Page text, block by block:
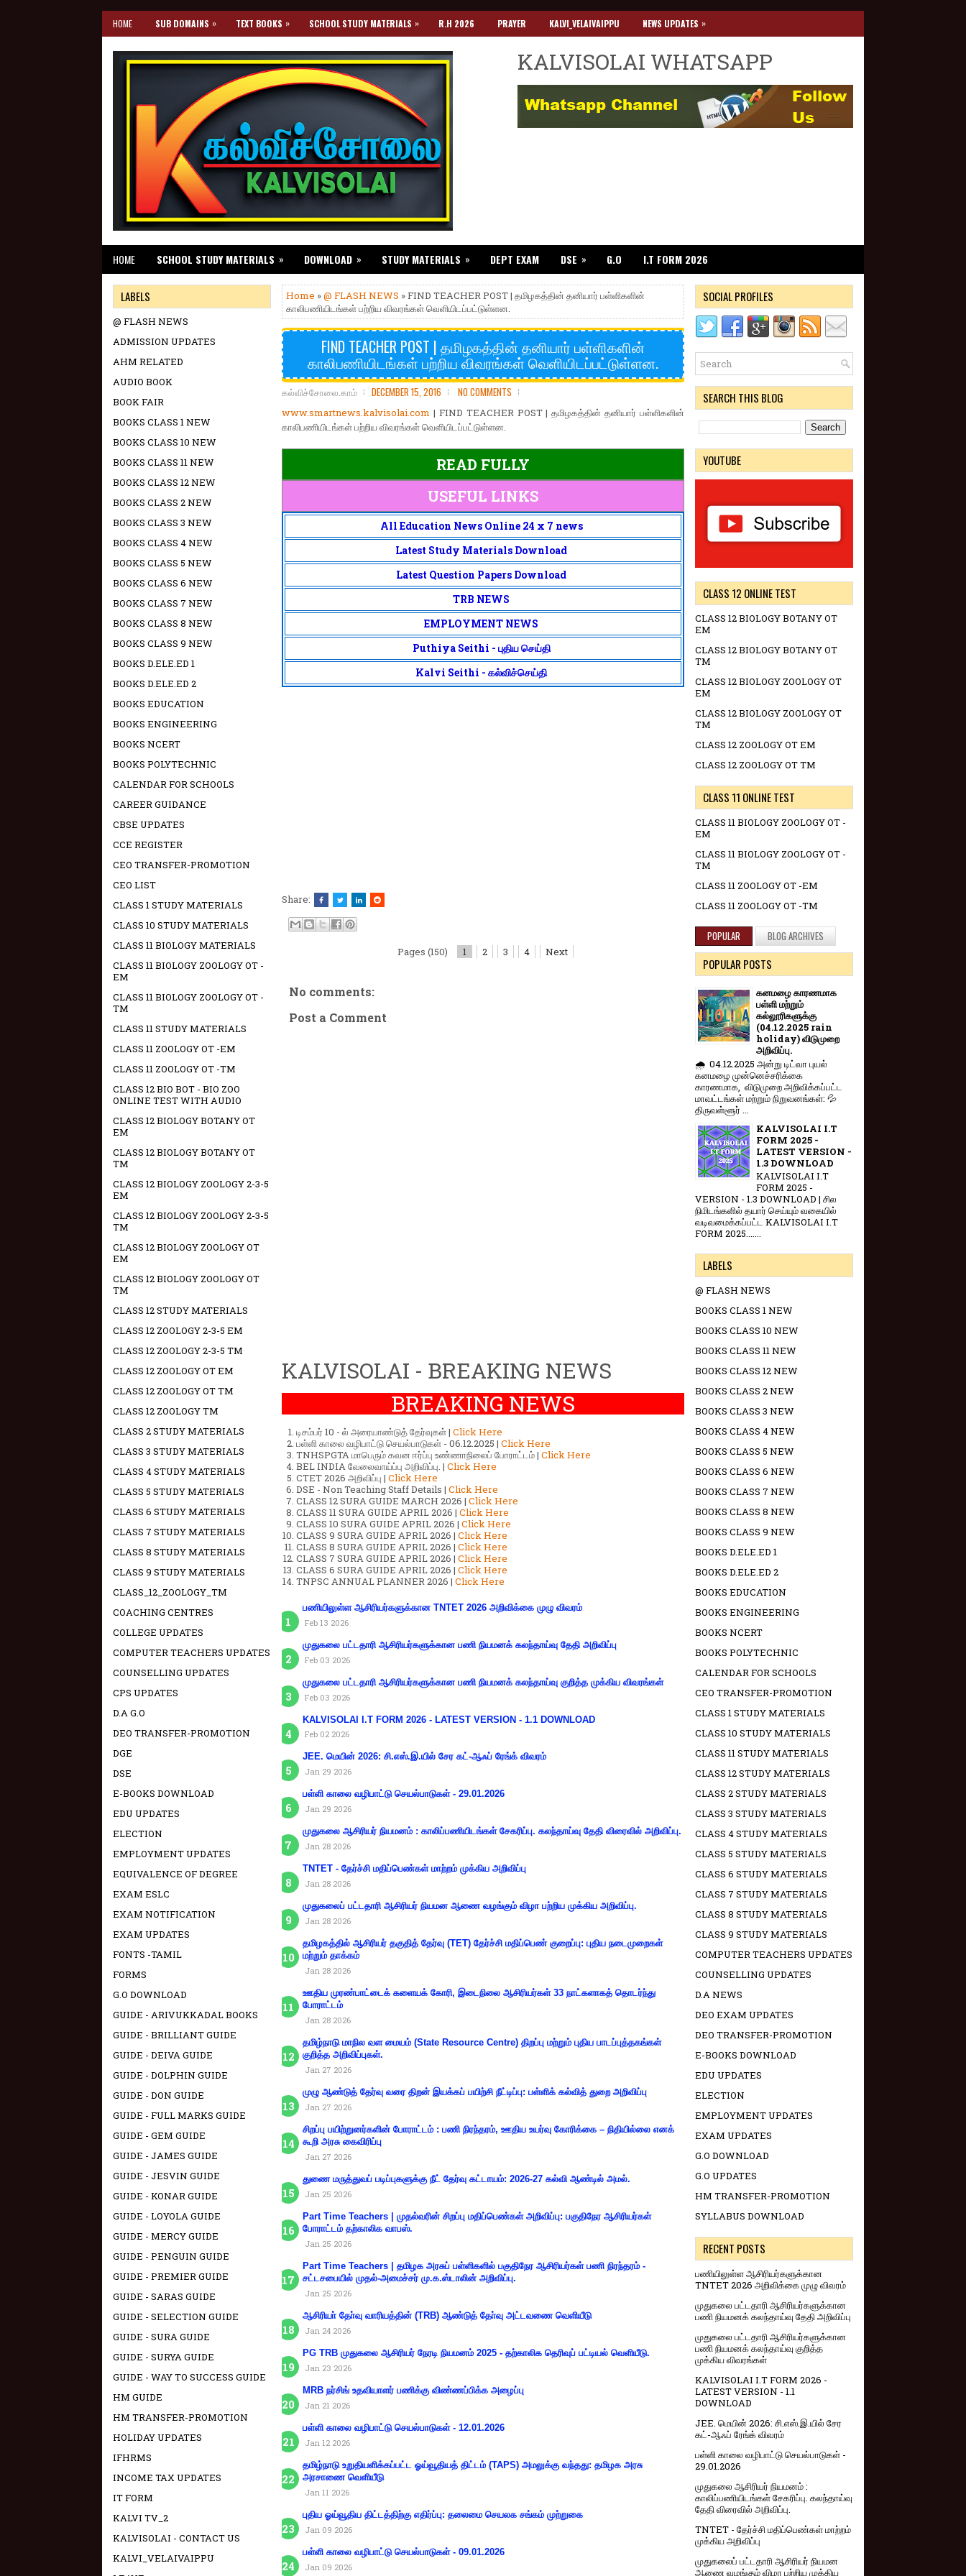
HOME SUB DOMAINS » TEXT BOOKS » SCHOOL STUDY MATERIALS » R.H 2026 PRAYER KALVI_VELAIVAIPPU NEWS UPDATES »
KALVISOLAI WHATSAPP
HOME SCHOOL STUDY MATERIALS » DOWNLOAD » STUDY MATERIALS » DEPT EXAM DSE » G.O I.T FORM 2026
Home »@ FLASH NEWS » FIND TEACHER POST | தமிழகத்தின் தனியார் பள்ளிகளின்
காலிபணியிடங்கள் பற்றிய விவரங்கள் வெளியிடப்பட்டுள்ளன.
FIND TEACHER POST | தமிழகத்தின் தனியார் பள்ளிகளின்
காலிபணியிடங்கள் பற்றிய விவரங்கள் வெளியிடப்பட்டுள்ளன.
கல்விச்சோலை.காம் DECEMBER 15, 2016 NO COMMENTS
www.smartnews.kalvisolai.com | FIND TEACHER POST | தமிழகத்தின் தனியார் பள்ளிகளின்
காலிபணியிடங்கள் பற்றிய விவரங்கள் வெளியிடப்பட்டுள்ளன.
READ FULLY
USEFUL LINKS
All Education News Online 24 x 7 news
Latest Study Materials Download
Latest Question Papers Download
TRB NEWS
EMPLOYMENT NEWS
Puthiya Seithi - புதிய செய்தி
Kalvi Seithi - கல்விச்செய்தி
Share:
Pages (150) 1 2 3 4 Next
No comments:
Post a Comment
KALVISOLAI - BREAKING NEWS
BREAKING NEWS
டிசம்பர் 10 - ல் அரையாண்டுத் தேர்வுகள் | Click Here
பள்ளி காலை வழிபாட்டு செயல்பாடுகள் - 06.12.2025 | Click Here
TNHSPGTA மாபெரும் கவன ஈர்ப்பு உண்ணாநிலைப் போராட்டம் | Click Here
BEL INDIA வேலைவாய்ப்பு அறிவிப்பு. | Click Here
CTET 2026 அறிவிப்பு | Click Here
DSE - Non Teaching Staff Details | Click Here
CLASS 12 SURA GUIDE MARCH 2026 | Click Here
CLASS 11 SURA GUIDE APRIL 2026 | Click Here
CLASS 10 SURA GUIDE APRIL 2026 | Click Here
CLASS 9 SURA GUIDE APRIL 2026 | Click Here
CLASS 8 SURA GUIDE APRIL 2026 | Click Here
CLASS 7 SURA GUIDE APRIL 2026 | Click Here
CLASS 6 SURA GUIDE APRIL 2026 | Click Here
TNPSC ANNUAL PLANNER 2026 | Click Here
பணியிலுள்ள ஆசிரியர்களுக்கான TNTET 2026 அறிவிக்கை முழு விவரம்
Feb 13 2026
முதுகலை பட்டதாரி ஆசிரியர்களுக்கான பணி நியமனக் கலந்தாய்வு தேதி அறிவிப்பு
Feb 03 2026
முதுகலை பட்டதாரி ஆசிரியர்களுக்கான பணி நியமனக் கலந்தாய்வு குறித்த முக்கிய விவரங்கள்
Feb 03 2026
KALVISOLAI I.T FORM 2026 - LATEST VERSION - 1.1 DOWNLOAD
Feb 02 2026
JEE. மெயின் 2026: சி.எஸ்.இ.யில் சேர கட்-ஆஃப் ரேங்க் விவரம்
Jan 29 2026
பள்ளி காலை வழிபாட்டு செயல்பாடுகள் - 29.01.2026
Jan 29 2026
முதுகலை ஆசிரியர் நியமனம் : காலிப்பணியிடங்கள் சேகரிப்பு. கலந்தாய்வு தேதி விரைவில் அறிவிப்பு.
Jan 28 2026
TNTET - தேர்ச்சி மதிப்பெண்கள் மாற்றம் முக்கிய அறிவிப்பு
Jan 28 2026
முதுகலைப் பட்டதாரி ஆசிரியர் நியமன ஆணை வழங்கும் விழா பற்றிய முக்கிய அறிவிப்பு.
Jan 28 2026
தமிழகத்தில் ஆசிரியர் தகுதித் தேர்வு (TET) தேர்ச்சி மதிப்பெண் குறைப்பு: புதிய நடைமுறைகள்
மற்றும் தாக்கம்
Jan 28 2026
ஊதிய முரண்பாட்டைக் களையக் கோரி, இடைநிலை ஆசிரியர்கள் 33 நாட்களாகத் தொடர்ந்து
போராட்டம்
Jan 28 2026
தமிழ்நாடு மாநில வள மையம் (State Resource Centre) திறப்பு மற்றும் புதிய பாடப்புத்தகங்கள்
குறித்த அறிவிப்புகள்.
Jan 27 2026
முழு ஆண்டுத் தேர்வு வரை திறன் இயக்கப் பயிற்சி நீட்டிப்பு: பள்ளிக் கல்வித் துறை அறிவிப்பு
Jan 27 2026
சிறப்பு பயிற்றுனர்களின் போராட்டம் : பணி நிரந்தரம், ஊதிய உயர்வு கோரிக்கை – நிதியில்லை எனக்
கூறி அரசு கைவிரிப்பு
Jan 27 2026
துணை மருத்துவப் படிப்புகளுக்கு நீட் தேர்வு கட்டாயம்: 2026-27 கல்வி ஆண்டில் அமல்.
Jan 25 2026
Part Time Teachers | முதல்வரின் சிறப்பு மதிப்பெண்கள் அறிவிப்பு: பகுதிநேர ஆசிரியர்கள்
போராட்டம் தற்காலிக வாபஸ்.
Jan 25 2026
Part Time Teachers | தமிழக அரசுப் பள்ளிகளில் பகுதிநேர ஆசிரியர்கள் பணி நிரந்தரம் -
சட்டசபையில் முதல்-அமைச்சர் மு.க.ஸ்டாலின் அறிவிப்பு.
Jan 25 2026
ஆசிரியா் தோ்வு வாரியத்தின் (TRB) ஆண்டுத் தோ்வு அட்டவணை வெளியீடு
Jan 24 2026
PG TRB முதுகலை ஆசிரியர் நேரடி நியமனம் 2025 - தற்காலிக தெரிவுப் பட்டியல் வெளியீடு.
Jan 23 2026
MRB நர்சிங் உதவியாளர் பணிக்கு விண்ணப்பிக்க அழைப்பு
Jan 21 2026
பள்ளி காலை வழிபாட்டு செயல்பாடுகள் - 12.01.2026
Jan 12 2026
தமிழ்நாடு உறுதியளிக்கப்பட்ட ஓய்வூதியத் திட்டம் (TAPS) அமலுக்கு வந்தது: தமிழக அரசு
அரசாணை வெளியீடு
Jan 11 2026
புதிய ஓய்வூதிய திட்டத்திற்கு எதிர்ப்பு: தலைமை செயலக சங்கம் முற்றுகை
Jan 09 2026
பள்ளி காலை வழிபாட்டு செயல்பாடுகள் - 09.01.2026
Jan 09 2026
LABELS
@ FLASH NEWS
ADMISSION UPDATES
AHM RELATED
AUDIO BOOK
BOOK FAIR
BOOKS CLASS 1 NEW
BOOKS CLASS 10 NEW
BOOKS CLASS 11 NEW
BOOKS CLASS 12 NEW
BOOKS CLASS 2 NEW
BOOKS CLASS 3 NEW
BOOKS CLASS 4 NEW
BOOKS CLASS 5 NEW
BOOKS CLASS 6 NEW
BOOKS CLASS 7 NEW
BOOKS CLASS 8 NEW
BOOKS CLASS 9 NEW
BOOKS D.ELE.ED 1
BOOKS D.ELE.ED 2
BOOKS EDUCATION
BOOKS ENGINEERING
BOOKS NCERT
BOOKS POLYTECHNIC
CALENDAR FOR SCHOOLS
CAREER GUIDANCE
CBSE UPDATES
CCE REGISTER
CEO TRANSFER-PROMOTION
CEO LIST
CLASS 1 STUDY MATERIALS
CLASS 10 STUDY MATERIALS
CLASS 11 BIOLOGY MATERIALS
CLASS 11 BIOLOGY ZOOLOGY OT -
EM
CLASS 11 BIOLOGY ZOOLOGY OT -
TM
CLASS 11 STUDY MATERIALS
CLASS 11 ZOOLOGY OT -EM
CLASS 11 ZOOLOGY OT -TM
CLASS 12 BIO BOT - BIO ZOO
ONLINE TEST WITH AUDIO
CLASS 12 BIOLOGY BOTANY OT
EM
CLASS 12 BIOLOGY BOTANY OT
TM
CLASS 12 BIOLOGY ZOOLOGY 2-3-5
EM
CLASS 12 BIOLOGY ZOOLOGY 2-3-5
TM
CLASS 12 BIOLOGY ZOOLOGY OT
EM
CLASS 12 BIOLOGY ZOOLOGY OT
TM
CLASS 12 STUDY MATERIALS
CLASS 12 ZOOLOGY 2-3-5 EM
CLASS 12 ZOOLOGY 2-3-5 TM
CLASS 12 ZOOLOGY OT EM
CLASS 12 ZOOLOGY OT TM
CLASS 12 ZOOLOGY TM
CLASS 2 STUDY MATERIALS
CLASS 3 STUDY MATERIALS
CLASS 4 STUDY MATERIALS
CLASS 5 STUDY MATERIALS
CLASS 6 STUDY MATERIALS
CLASS 7 STUDY MATERIALS
CLASS 8 STUDY MATERIALS
CLASS 9 STUDY MATERIALS
CLASS_12_ZOOLOGY_TM
COACHING CENTRES
COLLEGE UPDATES
COMPUTER TEACHERS UPDATES
COUNSELLING UPDATES
CPS UPDATES
D.A G.O
DEO TRANSFER-PROMOTION
DGE
DSE
E-BOOKS DOWNLOAD
EDU UPDATES
ELECTION
EMPLOYMENT UPDATES
EQUIVALENCE OF DEGREE
EXAM ESLC
EXAM NOTIFICATION
EXAM UPDATES
FONTS -TAMIL
FORMS
G.O DOWNLOAD
GUIDE - ARIVUKKADAL BOOKS
GUIDE - BRILLIANT GUIDE
GUIDE - DEIVA GUIDE
GUIDE - DOLPHIN GUIDE
GUIDE - DON GUIDE
GUIDE - FULL MARKS GUIDE
GUIDE - GEM GUIDE
GUIDE - JAMES GUIDE
GUIDE - JESVIN GUIDE
GUIDE - KONAR GUIDE
GUIDE - LOYOLA GUIDE
GUIDE - MERCY GUIDE
GUIDE - PENGUIN GUIDE
GUIDE - PREMIER GUIDE
GUIDE - SARAS GUIDE
GUIDE - SELECTION GUIDE
GUIDE - SURA GUIDE
GUIDE - SURYA GUIDE
GUIDE - WAY TO SUCCESS GUIDE
HM GUIDE
HM TRANSFER-PROMOTION
HOLIDAY UPDATES
IFHRMS
INCOME TAX UPDATES
IT FORM
KALVI TV_2
KALVISOLAI - CONTACT US
KALVI_VELAIVAIPPU
SOCIAL PROFILES
SEARCH THIS BLOG
YOUTUBE
CLASS 12 ONLINE TEST
CLASS 12 BIOLOGY BOTANY OT
EM
CLASS 12 BIOLOGY BOTANY OT
TM
CLASS 12 BIOLOGY ZOOLOGY OT
EM
CLASS 12 BIOLOGY ZOOLOGY OT
TM
CLASS 12 ZOOLOGY OT EM
CLASS 12 ZOOLOGY OT TM
CLASS 11 ONLINE TEST
CLASS 11 BIOLOGY ZOOLOGY OT -
EM
CLASS 11 BIOLOGY ZOOLOGY OT -
TM
CLASS 11 ZOOLOGY OT -EM
CLASS 11 ZOOLOGY OT -TM
POPULAR BLOG ARCHIVES
POPULAR POSTS
கனமழை காரணமாக
பள்ளி மற்றும்
கல்லூரிகளுக்கு
(04.12.2025 rain
holiday) விடுமுறை
அறிவிப்பு.
🌧️ 04.12.2025 அன்று டிட்வா புயல்
கனமழை முன்னெச்சரிக்கை
காரணமாக, விடுமுறை அறிவிக்கப்பட்ட
மாவட்டங்கள் மற்றும் நிறுவனங்கள்: 💦
திருவள்ளூர் ...
KALVISOLAI I.T
FORM 2025 -
LATEST VERSION -
1.3 DOWNLOAD
KALVISOLAI I.T
FORM 2025 -
VERSION - 1.3 DOWNLOAD | சில
நிமிடங்களில் தயார் செய்யும் வகையில்
வடிவமைக்கப்பட்ட KALVISOLAI I.T
FORM 2025.......
LABELS
@ FLASH NEWS
BOOKS CLASS 1 NEW
BOOKS CLASS 10 NEW
BOOKS CLASS 11 NEW
BOOKS CLASS 12 NEW
BOOKS CLASS 2 NEW
BOOKS CLASS 3 NEW
BOOKS CLASS 4 NEW
BOOKS CLASS 5 NEW
BOOKS CLASS 6 NEW
BOOKS CLASS 7 NEW
BOOKS CLASS 8 NEW
BOOKS CLASS 9 NEW
BOOKS D.ELE.ED 1
BOOKS D.ELE.ED 2
BOOKS EDUCATION
BOOKS ENGINEERING
BOOKS NCERT
BOOKS POLYTECHNIC
CALENDAR FOR SCHOOLS
CEO TRANSFER-PROMOTION
CLASS 1 STUDY MATERIALS
CLASS 10 STUDY MATERIALS
CLASS 11 STUDY MATERIALS
CLASS 12 STUDY MATERIALS
CLASS 2 STUDY MATERIALS
CLASS 3 STUDY MATERIALS
CLASS 4 STUDY MATERIALS
CLASS 5 STUDY MATERIALS
CLASS 6 STUDY MATERIALS
CLASS 7 STUDY MATERIALS
CLASS 8 STUDY MATERIALS
CLASS 9 STUDY MATERIALS
COMPUTER TEACHERS UPDATES
COUNSELLING UPDATES
D.A NEWS
DEO EXAM UPDATES
DEO TRANSFER-PROMOTION
E-BOOKS DOWNLOAD
EDU UPDATES
ELECTION
EMPLOYMENT UPDATES
EXAM UPDATES
G.O DOWNLOAD
G.O UPDATES
HM TRANSFER-PROMOTION
SYLLABUS DOWNLOAD
RECENT POSTS
பணியிலுள்ள ஆசிரியர்களுக்கான
TNTET 2026 அறிவிக்கை முழு விவரம்
முதுகலை பட்டதாரி ஆசிரியர்களுக்கான
பணி நியமனக் கலந்தாய்வு தேதி அறிவிப்பு
முதுகலை பட்டதாரி ஆசிரியர்களுக்கான
பணி நியமனக் கலந்தாய்வு குறித்த
முக்கிய விவரங்கள்
KALVISOLAI I.T FORM 2026 -
LATEST VERSION - 1.1
DOWNLOAD
JEE. மெயின் 2026: சி.எஸ்.இ.யில் சேர
கட்-ஆஃப் ரேங்க் விவரம்
பள்ளி காலை வழிபாட்டு செயல்பாடுகள் -
29.01.2026
முதுகலை ஆசிரியர் நியமனம் :
காலிப்பணியிடங்கள் சேகரிப்பு. கலந்தாய்வு
தேதி விரைவில் அறிவிப்பு.
TNTET - தேர்ச்சி மதிப்பெண்கள் மாற்றம்
முக்கிய அறிவிப்பு
முதுகலைப் பட்டதாரி ஆசிரியர் நியமன
ஆணை வழங்கும் விழா பற்றிய முக்கிய